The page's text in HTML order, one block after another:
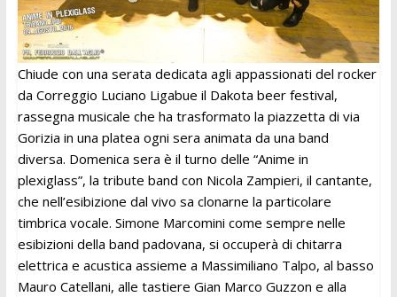
Chiude con una serata dedicata agli appassionati del rocker
da Correggio Luciano Ligabue il Dakota beer festival,
rassegna musicale che ha trasformato la piazzetta di via
Gorizia in una platea ogni sera animata da una band
diversa. Domenica sera è il turno delle “Anime in
plexiglass”, la tribute band con Nicola Zampieri, il cantante,
che nell’esibizione dal vivo sa clonarne la particolare
timbrica vocale. Simone Marcomini come sempre nelle
esibizioni della band padovana, si occuperà di chitarra
elettrica e acustica assieme a Massimiliano Talpo, al basso
Mauro Catellani, alle tastiere Gian Marco Guzzon e alla